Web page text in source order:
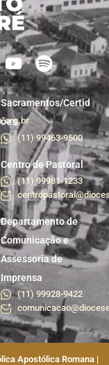
Sacramentos/Certid
ões
(11) 99463-9500
Centro de Pastoral
(11) 99981-1233
Departamento de
Comunicação e
Assessoria de
Imprensa
(11) 99928-9422
Apostólica Romana |